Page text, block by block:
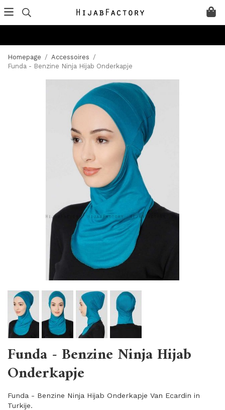
Homepage / Accessoires /
Funda - Benzine Ninja Hijab Onderkapje
Funda - Benzine Ninja Hijab
Onderkapje
Funda - Benzine Ninja Hijab Onderkapje Van Ecardin in
Turkije.